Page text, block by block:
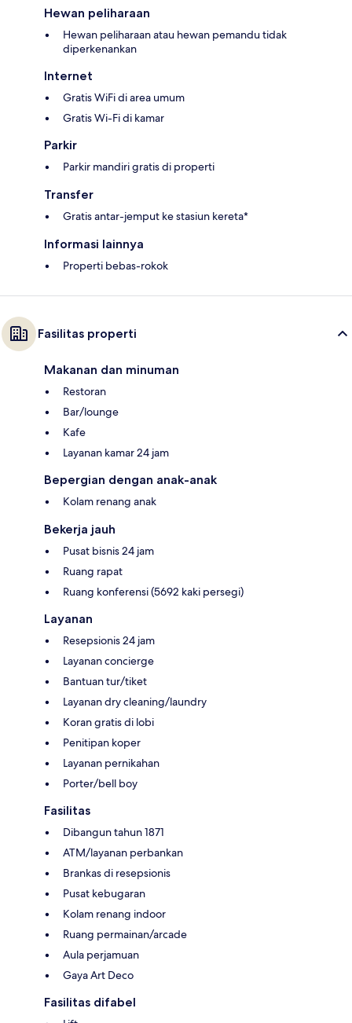
Hewan peliharaan
Hewan peliharaan atau hewan pemandu tidak
diperkenankan
Internet
Gratis WiFi di area umum
Gratis Wi-Fi di kamar
Parkir
Parkir mandiri gratis di properti
Transfer
Gratis antar-jemput ke stasiun kereta*
Informasi lainnya
Properti bebas-rokok
Fasilitas properti
Makanan dan minuman
Restoran
Bar/lounge
Kafe
Layanan kamar 24 jam
Bepergian dengan anak-anak
Kolam renang anak
Bekerja jauh
Pusat bisnis 24 jam
Ruang rapat
Ruang konferensi (5692 kaki persegi)
Layanan
Resepsionis 24 jam
Layanan concierge
Bantuan tur/tiket
Layanan dry cleaning/laundry
Koran gratis di lobi
Penitipan koper
Layanan pernikahan
Porter/bell boy
Fasilitas
Dibangun tahun 1871
ATM/layanan perbankan
Brankas di resepsionis
Pusat kebugaran
Kolam renang indoor
Ruang permainan/arcade
Aula perjamuan
Gaya Art Deco
Fasilitas difabel